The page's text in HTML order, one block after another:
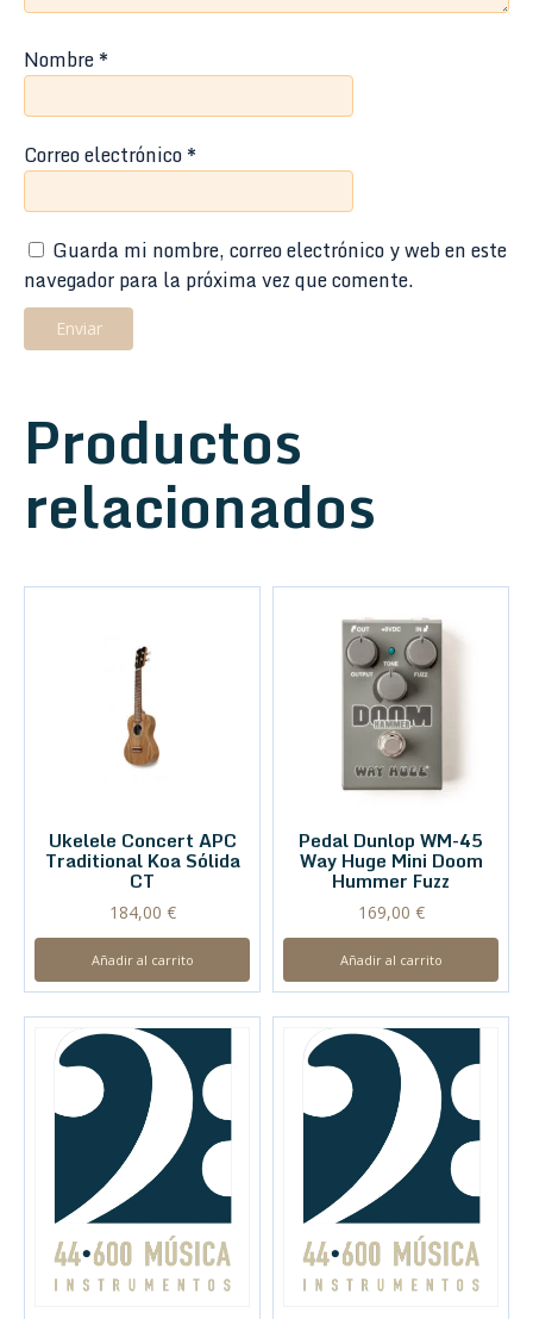
Nombre*
Correo electrónico*
Guarda mi nombre, correo electrónico y web en este
navegador para la próxima vez que comente.
Productos
relacionados
Ukelele Concert APC
Traditional Koa Sólida
CT
184,00 €
Añadir al carrito
Pedal Dunlop WM-45
Way Huge Mini Doom
Hummer Fuzz
169,00 €
Añadir al carrito